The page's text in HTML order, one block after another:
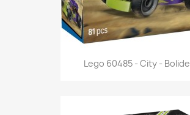
Anteprima
Lego 60485 - City - Bolide